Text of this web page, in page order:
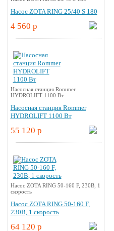
Насос ZOTA RING 25/40 S 180
4 560 p
Насосная станция Rommer
HYDROLIFT 1100 Вт
Насосная станция Rommer
HYDROLIFT 1100 Вт
55 120 p
Насос ZOTA RING 50-160 F, 230В, 1
скорость
Насос ZOTA RING 50-160 F,
230В, 1 скорость
64 120 p